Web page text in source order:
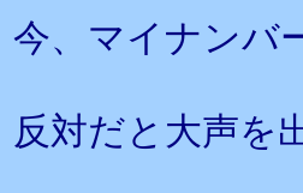
今、マイナンバ
反対だと大声を